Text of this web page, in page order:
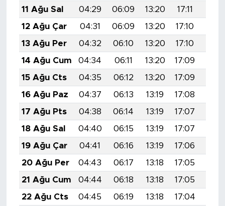
11 Ağu Sal
04:29 06:09 13:20 17:11
12 Ağu Çar
04:31 06:09 13:20 17:10
13 Ağu Per
04:32 06:10 13:20 17:10
14 Ağu Cum
04:34 06:11 13:20 17:09
15 Ağu Cts
04:35 06:12 13:20 17:09
16 Ağu Paz
04:37 06:13 13:19 17:08
17 Ağu Pts
04:38 06:14 13:19 17:07
18 Ağu Sal
04:40 06:15 13:19 17:07
19 Ağu Çar
04:41 06:16 13:19 17:06
20 Ağu Per
04:43 06:17 13:18 17:05
21 Ağu Cum
04:44 06:18 13:18 17:05
22 Ağu Cts
04:45 06:19 13:18 17:04